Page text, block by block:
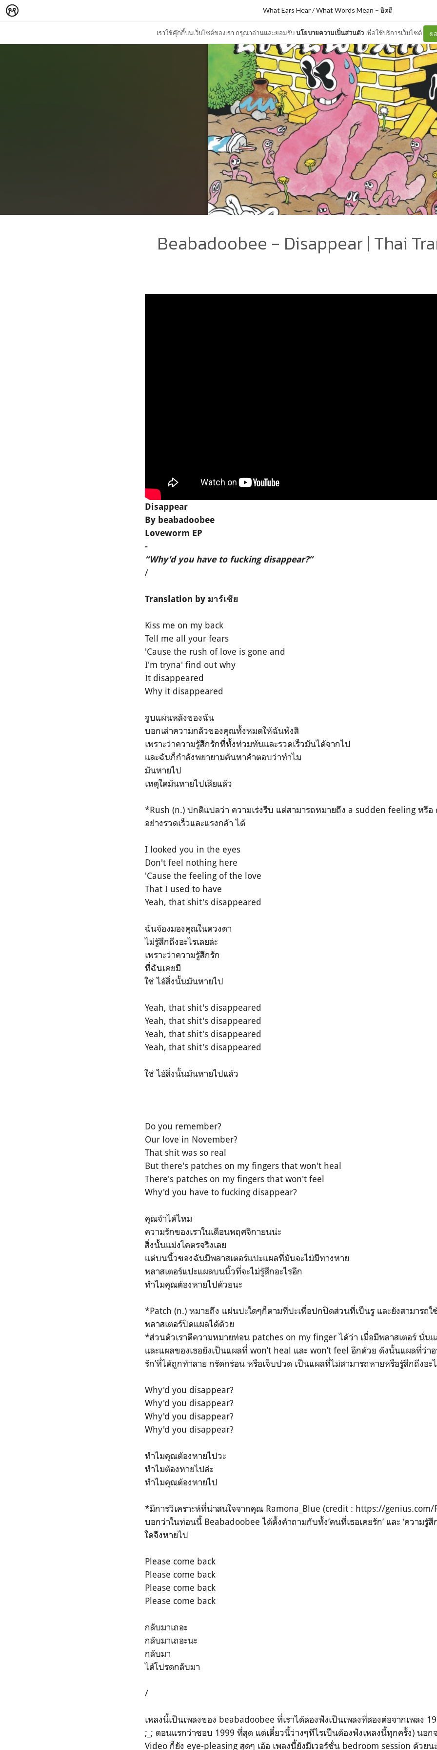
เราใช้คุ๊กกี้บนเว็บไซต์ของเรา กรุณาอ่านและยอมรับนโยบายความเป็นส่วนตัว เพื่อใช้บริการเว็บไซต์ ย
What Ears Hear / What Words Mean – อิตถี
Beabadoobee - Disappear | Thai
Disappear
By beabadoobee
Loveworm EP
-
“Why'd you have to fucking disappear?”
/
Translation by มาร์เซีย
Kiss me on my back
Tell me all your fears
'Cause the rush of love is gone and
I'm tryna' find out why
It disappeared
Why it disappeared
จูบแผ่นหลังของฉัน
บอกเล่าความกลัวของคุณทั้งหมดให้ฉันฟังสิ
เพราะว่าความรู้สึกรักที่ทั้งท่วมท้นและรวดเร็วมันได้จากไป
และฉันก็กำลังพยายามค้นหาคำตอบว่าทำไม
มันหายไป
เหตุใดมันหายไปเสียแล้ว
*Rush (n.) ปกติแปลว่า ความเร่งรีบ แต่สามารถหมายถึง a sudden feeling หรื
อย่างรวดเร็วและแรงกล้า ได้
I looked you in the eyes
Don't feel nothing here
'Cause the feeling of the love
That I used to have
Yeah, that shit's disappeared
ฉันจ้องมองคุณในดวงตา
ไม่รู้สึกถึงอะไรเลยล่ะ
เพราะว่าความรู้สึกรัก
ที่ฉันเคยมี
ใช่ ไอ้สิ่งนั้นมันหายไป
Yeah, that shit's disappeared
Yeah, that shit's disappeared
Yeah, that shit's disappeared
Yeah, that shit's disappeared
ใช่ ไอ้สิ่งนั้นมันหายไปแล้ว
Do you remember?
Our love in November?
That shit was so real
But there's patches on my fingers that won't heal
There's patches on my fingers that won't feel
Why'd you have to fucking disappear?
คุณจำได้ไหม
ความรักของเราในเดือนพฤศจิกายนน่ะ
สิ่งนั้นแม่งโคตรจริงเลย
แต่บนนิ้วของฉันมีพลาสเตอร์แปะแผลที่มันจะไม่มีทางหาย
พลาสเตอร์แปะแผลบนนิ้วที่จะไม่รู้สึกอะไรอีก
ทำไมคุณต้องหายไปด้วยนะ
*Patch (n.) หมายถึง แผ่นปะใดๆก็ตามที่ปะเพื่อปกปิดส่วนที่เป็นรู และยังสามารถใ
พลาสเตอร์ปิดแผลได้ด้วย
*ส่วนตัวเราตีความหมายท่อน patches on my finger ได้ว่า เมื่อมีพลาสเตอร์ นั่น
และแผลของเธอยังเป็นแผลที่ won’t heal และ won’t feel อีกด้วย ดังนั้นแผลที่ว่าอ
รัก’ที่ได้ถูกทำลาย กรัดกร่อน หรือเจ็บปวด เป็นแผลที่ไม่สามารถหายหรือรู้สึกถึงอะ
Why'd you disappear?
Why'd you disappear?
Why'd you disappear?
Why'd you disappear?
ทำไมคุณต้องหายไปวะ
ทำไมต้องหายไปล่ะ
ทำไมคุณต้องหายไป
*มีการวิเคราะห์ที่น่าสนใจจากคุณ Ramona_Blue (credit : https://genius.com/
บอกว่าในท่อนนี้ Beabadoobee ได้ตั้งคำถามกับทั้ง’คนที่เธอเคยรัก’ และ ‘ความรู้สึ
ใดจึงหายไป
Please come back
Please come back
Please come back
Please come back
กลับมาเถอะ
กลับมาเถอะนะ
กลับมา
ได้โปรดกลับมา
/
เพลงนี้เป็นเพลงของ beabadoobee ที่เราได้ลองฟังเป็นเพลงที่สองต่อจากเพลง
;_; ตอนแรกว่าชอบ 1999 ที่สุด แต่เดี๋ยวนี้ว่างๆทีไรเป็นต้องฟังเพลงนี้ทุกครั้ง) นอก
Video ก็ยัง eye-pleasing สุดๆ เอ้อ เพลงนี้ยังมีเวอร์ชั่น bedroom session ด้วย